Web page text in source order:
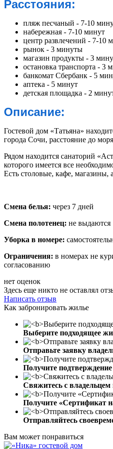
Расстояния:
пляж песчаный - 7-10
набережная - 7-10 минут
центр развлечений - 7-10
рынок - 3 минуты
магазин продукты - 3
остановка транспорта - 3
банкомат Сбербанк - 5
аптека - 5 минут
детская площадка - 2
Описание:
Гостевой дом «Татьяна»
города Сочи, расстояние до
Рядом находится санаторий
которого имеется все
Есть столовые, кафе, магазины,
Смена белья: через 7 дней
Смена полотенец: не выдаются
Уборка в номере:
Ограничения: в номерах не
согласованию
нет оценок
Здесь еще никто не оставлял
Написать отзыв
Как забронировать жилье
Выберите подходящее
Отправьте заявку
Получите
Свяжитесь с владельцем
Получите «Сертификат
Отправляйтесь
Вам может понравиться